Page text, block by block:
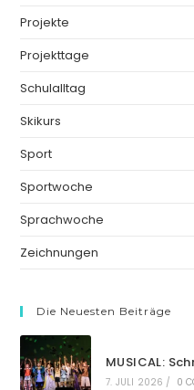
Projekte
Projekttage
Schulalltag
Skikurs
Sport
Sportwoche
Sprachwoche
Zeichnungen
Die Neuesten Beiträge
MUSICAL:
7. JULI 2026 / 0